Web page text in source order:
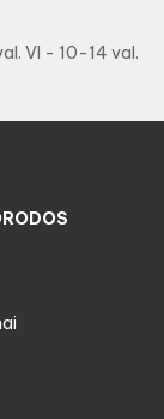
VI - 10-14 val.